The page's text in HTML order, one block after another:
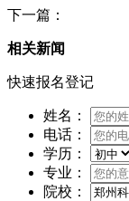
下一篇：
相关新闻
快速报名登记
姓名：
电话：
学历：
专业：
院校：